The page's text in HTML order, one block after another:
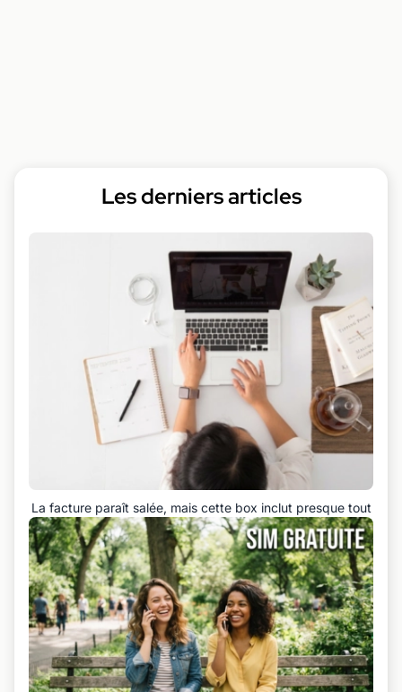
Les derniers articles
La facture paraît salée, mais cette box inclut presque tout